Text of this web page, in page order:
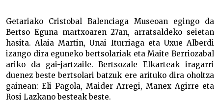
Getariako Cristobal Balenciaga Museoan egingo da
Bertso Eguna martxoaren 27an, arratsaldeko seietan
hasita. Alaia Martin, Unai Iturriaga eta Uxue Alberdi
izango dira eguneko bertsolariak eta Maite Berriozabal
ariko da gai-jartzaile. Bertsozale Elkarteak iragarri
duenez beste bertsolari batzuk ere arituko dira oholtza
gainean: Eli Pagola, Maider Arregi, Manex Agirre eta
Rosi Lazkano besteak beste.